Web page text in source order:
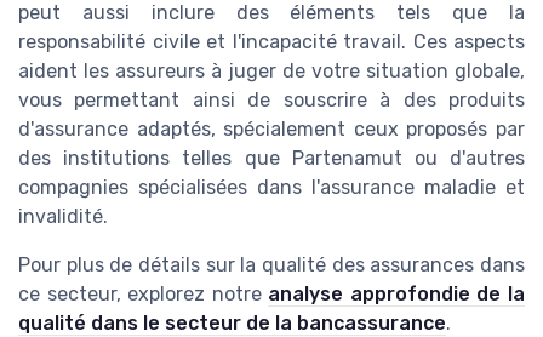
peut aussi inclure des éléments tels que la
responsabilité civile et l'incapacité travail. Ces aspects
aident les assureurs à juger de votre situation globale,
vous permettant ainsi de souscrire à des produits
d'assurance adaptés, spécialement ceux proposés par
des institutions telles que Partenamut ou d'autres
compagnies spécialisées dans l'assurance maladie et
invalidité.
Pour plus de détails sur la qualité des assurances dans
ce secteur, explorez notre analyse approfondie de la
qualité dans le secteur de la bancassurance.